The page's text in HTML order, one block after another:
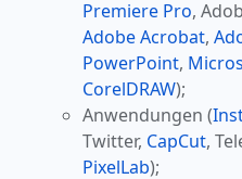
Premiere Pro,
Adobe Acrobat,
PowerPoint,
CorelDRAW);
Anwendungen (
Twitter, CapCut,
PixelLab);